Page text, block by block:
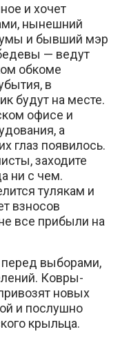
и хочет
нынешний
и бывший мэр
— ведут
обкоме
в
будут на месте.
офисе и
а
глаз появилось.
заходите
ни с чем.
тулякам и
взносов
все прибыли на
перед выборами,
Ковры-
новых
и послушно
крыльца.